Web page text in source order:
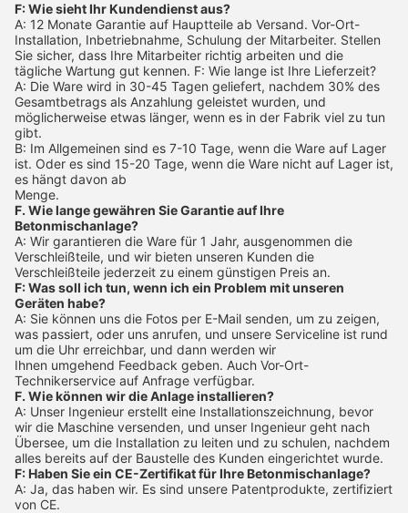
F: Wie sieht Ihr Kundendienst aus?
A: 12 Monate Garantie auf Hauptteile ab Versand. Vor-Ort-
Installation, Inbetriebnahme, Schulung der Mitarbeiter. Stellen
Sie sicher, dass Ihre Mitarbeiter richtig arbeiten und die
tägliche Wartung gut kennen. F: Wie lange ist Ihre Lieferzeit?
A: Die Ware wird in 30-45 Tagen geliefert, nachdem 30% des
Gesamtbetrags als Anzahlung geleistet wurden, und
möglicherweise etwas länger, wenn es in der Fabrik viel zu tun
gibt.
B: Im Allgemeinen sind es 7-10 Tage, wenn die Ware auf Lager
ist. Oder es sind 15-20 Tage, wenn die Ware nicht auf Lager ist,
es hängt davon ab
Menge.
F. Wie lange gewähren Sie Garantie auf Ihre
Betonmischanlage?
A: Wir garantieren die Ware für 1 Jahr, ausgenommen die
Verschleißteile, und wir bieten unseren Kunden die
Verschleißteile jederzeit zu einem günstigen Preis an.
F: Was soll ich tun, wenn ich ein Problem mit unseren
Geräten habe?
A: Sie können uns die Fotos per E-Mail senden, um zu zeigen,
was passiert, oder uns anrufen, und unsere Serviceline ist rund
um die Uhr erreichbar, und dann werden wir
Ihnen umgehend Feedback geben. Auch Vor-Ort-
Technikerservice auf Anfrage verfügbar.
F. Wie können wir die Anlage installieren?
A: Unser Ingenieur erstellt eine Installationszeichnung, bevor
wir die Maschine versenden, und unser Ingenieur geht nach
Übersee, um die Installation zu leiten und zu schulen, nachdem
alles bereits auf der Baustelle des Kunden eingerichtet wurde.
F: Haben Sie ein CE-Zertifikat für Ihre Betonmischanlage?
A: Ja, das haben wir. Es sind unsere Patentprodukte, zertifiziert
von CE.